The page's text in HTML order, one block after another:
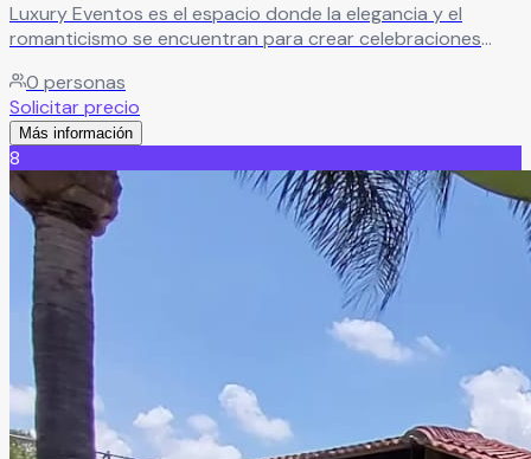
Luxury Eventos es el espacio donde la elegancia y el
romanticismo se encuentran para crear celebraciones
instalaciones, combinadas con todos los servicios
necesarios y un asesoramiento personalizado a cargo de
expertos, garantizan que cada detalle esté perfectamente
cuidado.
0 personas
Solicitar precio
Más información
8